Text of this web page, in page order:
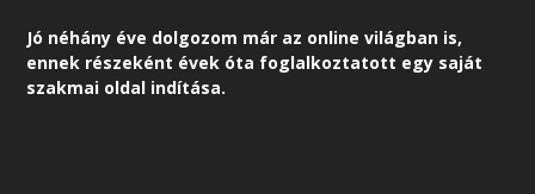
Jó néhány éve dolgozom már az online világban is,
ennek részeként évek óta foglalkoztatott egy saját
szakmai oldal indítása.